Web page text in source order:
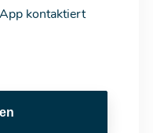
kontaktiert